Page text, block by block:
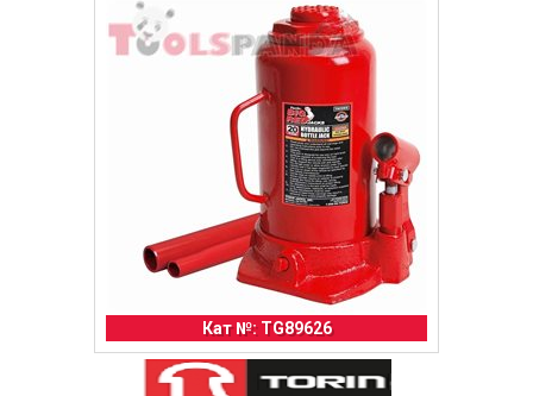
Кат №: TG89626